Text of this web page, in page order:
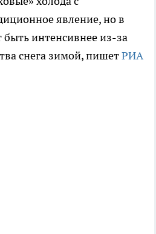
явление, но в
интенсивнее из-за
снега зимой, пишетРИА